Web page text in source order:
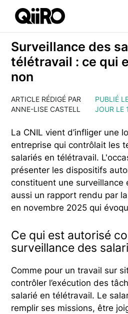
Webflow Homepage
Surveillance des
télétravail : ce qui
non
ARTICLE RÉDIGÉ PAR
ANNE-LISE CASTELL
PUBLIÉ
JOUR LE
La CNIL vient d’infliger une
entreprise qui contrôlait les
salariés en télétravail.
présenter les dispositifs
constituent une surveillance
aussi un rapport rendu par
en novembre 2025 qui
Ce qui est autorisé
surveillance des
Comme pour un travail sur
contrôler l’exécution des
salarié en télétravail. Le
remplir ses missions, être